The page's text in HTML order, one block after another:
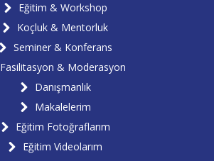
Eğitim & Workshop
Koçluk & Mentorluk
Seminer & Konferans
Fasilitasyon & Moderasyon
Danışmanlık
Makalelerim
Eğitim Fotoğraflarım
Eğitim Videolarım